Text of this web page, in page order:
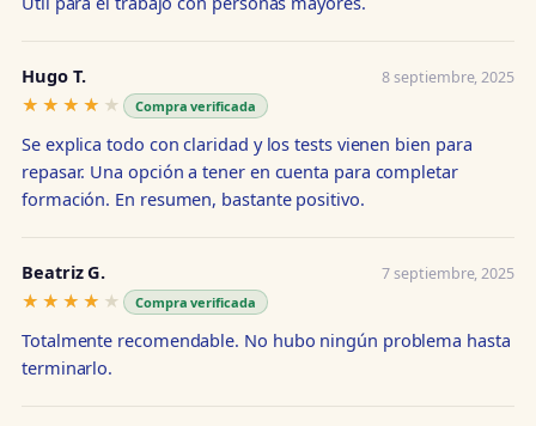
Hugo T. 8 septiembre, 2025
★★★★★
★★★★★ Compra verificada
Se explica todo con claridad y los tests vienen bien para
repasar. Una opción a tener en cuenta para completar
formación. En resumen, bastante positivo.
Beatriz G. 7 septiembre, 2025
★★★★★
★★★★★ Compra verificada
Totalmente recomendable. No hubo ningún problema hasta
terminarlo.